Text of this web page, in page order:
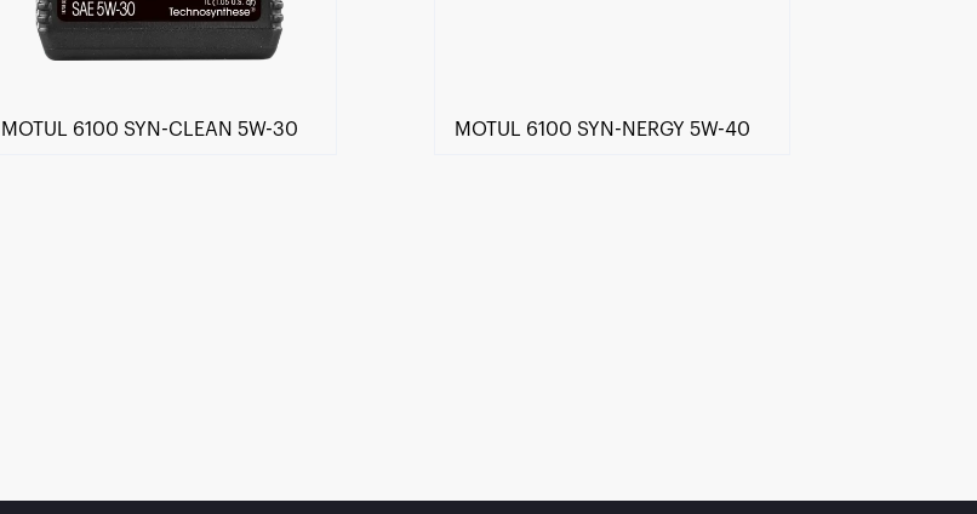
MOTUL 6100 SYN-CLEAN 5W-30 MOTUL 6100 SYN-NERGY 5W-40